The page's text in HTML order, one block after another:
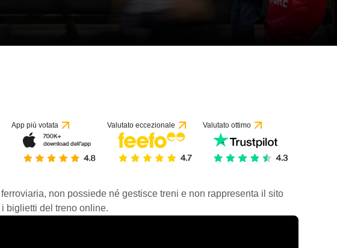
App più votata Valutato eccezionale Valutato ottimo
non possiede né gestisce treni e non rappresenta il sito
biglietti del treno online.